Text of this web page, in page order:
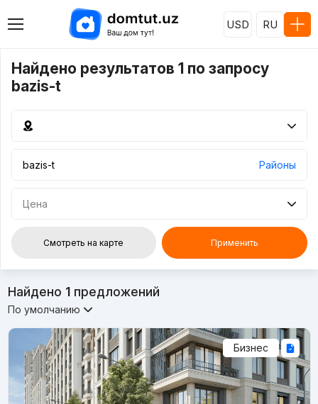
USD RU
Найдено результатов 1 по запросу
bazis-t
Районы
Цена
Смотреть на карте Применить
Найдено 1предложений
По умолчанию
Бизнес